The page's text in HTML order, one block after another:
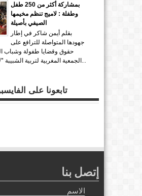
بمشاركة أكثر من 250 طفل
وطفلة : لاميج تنظم مخيمها
الصيفي بأصيلة
بقلم أيمن شاكر في إطار
جهودها المتواصلة للترافع على
حقوق وقضايا طفولة وشباب
الجمعية المغربية لتربية الشبيبة "لاميج" مخي...
تابعونا على
إتصل بنا
الاسم